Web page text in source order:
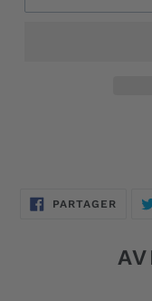
votrePARTAGER
SUR